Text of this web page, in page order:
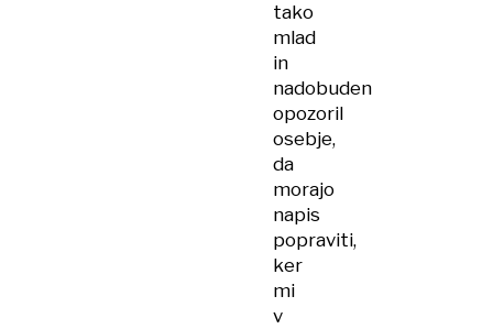
tako
mlad
in
nadobuden
opozoril
osebje,
da
morajo
napis
popraviti,
ker
mi
v